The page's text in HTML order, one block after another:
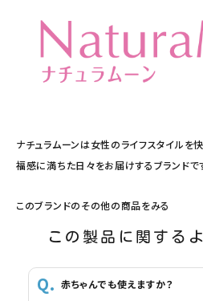
ナチュラムーンは女性のライフスタイルを
福感に満ちた日々をお届けするブランドで
このブランドのその他の商品をみる
この製品に関する
赤ちゃんでも使えますか？